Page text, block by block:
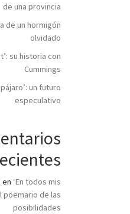
de una provincia
de un hormigón
olvidado
su historia con
Cummings
un futuro
especulativo
en ‘En todos mis
poemario de las
posibilidades